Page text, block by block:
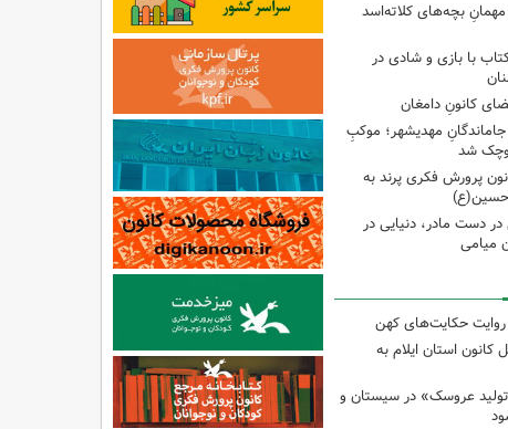
بچه‌های کلاته‌اسد
با بازی و شادی در
کانونِ دامغان
مهدیشهر؛ موکبِ
کوچک شد
پرورش فکری پرند به
حسین(ع)
در دست مادر، دنیایی در
میامی
حکایت‌های کهن
کانون استان ایلام به
عروسک» در سیستان و